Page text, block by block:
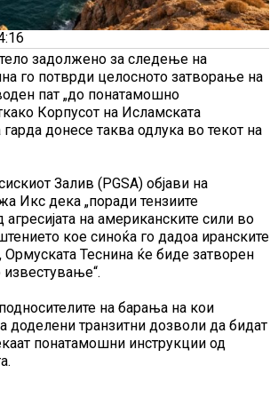
задолжено за следење на
го потврди целосното затворање на
пат „до понатамошно
Корпусот на Исламската
донесе таква одлука во текот на
Залив (PGSA) објави на
Икс дека „поради тензиите
на американските сили во
кое синоќа го дадоа иранските
Теснина ќе биде затворен
на барања на кои
доделени транзитни дозволи да бидат
понатамошни инструкции од